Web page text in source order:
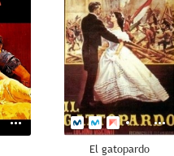
El gatopardo